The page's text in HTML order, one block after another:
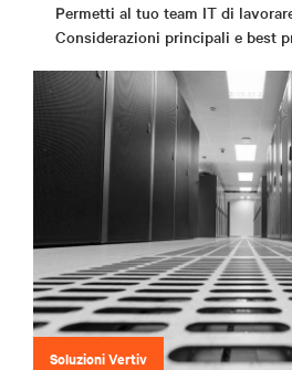
Permetti al tuo team IT di
Considerazioni principali e best
Soluzioni Vertiv